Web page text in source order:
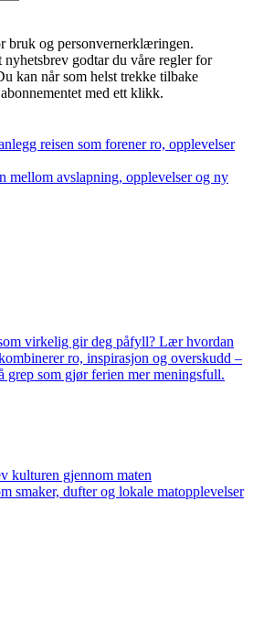
bruk og personvernerklæringen.
godtar du våre regler for
kan når som helst trekke tilbake
med ett klikk.
reisen som forener ro, opplevelser
mellom avslapning, opplevelser og ny
virkelig gir deg påfyll? Lær hvordan
ro, inspirasjon og overskudd –
grep som gjør ferien mer meningsfull.
kulturen gjennom maten
smaker, dufter og lokale matopplevelser